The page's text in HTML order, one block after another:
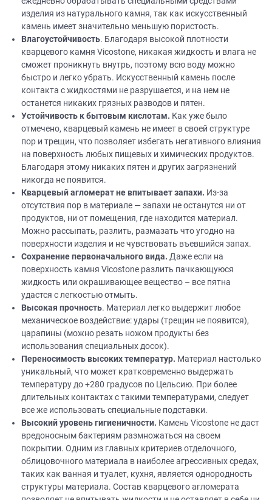
изделия из натурального камня, так как искусственный
камень имеет значительно меньшую пористость.
Влагоустойчивость. Благодаря высокой плотности
кварцевого камня Vicostone, никакая жидкость и влага не
сможет проникнуть внутрь, поэтому всю воду можно
быстро и легко убрать. Искусственный камень после
контакта с жидкостями не разрушается, и на нем не
останется никаких грязных разводов и пятен.
Устойчивость к бытовым кислотам. Как уже было
отмечено, кварцевый камень не имеет в своей структуре
пор и трещин, что позволяет избегать негативного влияния
на поверхность любых пищевых и химических продуктов.
Благодаря этому никаких пятен и других загрязнений
никогда не появится.
Кварцевый агломерат не впитывает запахи. Из-за
отсутствия пор в материале — запахи не останутся ни от
продуктов, ни от помещения, где находится материал.
Можно рассыпать, разлить, размазать что угодно на
поверхности изделия и не чувствовать въевшийся запах.
Сохранение первоначального вида. Даже если на
поверхность камня Vicostone разлить пачкающуюся
жидкость или окрашивающее вещество – все пятна
удастся с легкостью отмыть.
Высокая прочность. Материал легко выдержит любое
механическое воздействие: удары (трещин не появится),
царапины (можно резать ножом продукты без
использования специальных досок).
Переносимость высоких температур. Материал настолько
уникальный, что может кратковременно выдержать
температуру до +280 градусов по Цельсию. При более
длительных контактах с такими температурами, следует
все же использовать специальные подставки.
Высокий уровень гигиеничности. Камень Vicostone не даст
вредоносным бактериям размножаться на своем
покрытии. Одним из главных критериев отделочного,
облицовочного материала в наиболее агрессивных средах,
таких как ванная и туалет, кухня, является однородность
структуры материала. Состав кварцевого агломерата